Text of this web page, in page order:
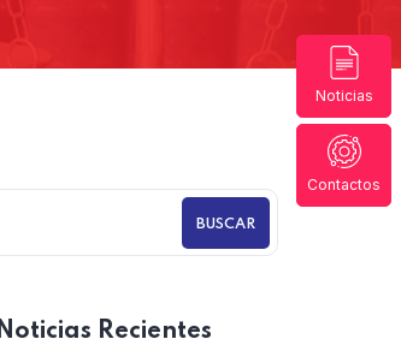
Noticias
Contactos
BUSCAR
Recientes